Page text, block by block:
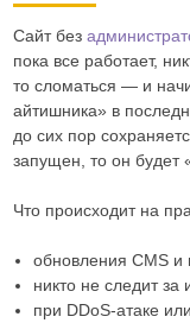
Сайт без
пока все работает,
то сломаться — и
айтишника» в
до сих пор
запущен, то он будет
Что происходит на
обновления CMS и
никто не следит
при DDoS-атаке